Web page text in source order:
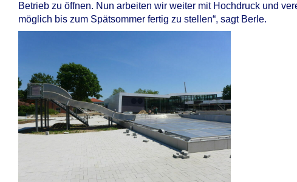
Betrieb zu öffnen. Nun arbeiten wir weiter mit Hochdruck und
möglich bis zum Spätsommer fertig zu stellen“, sagt Berle.